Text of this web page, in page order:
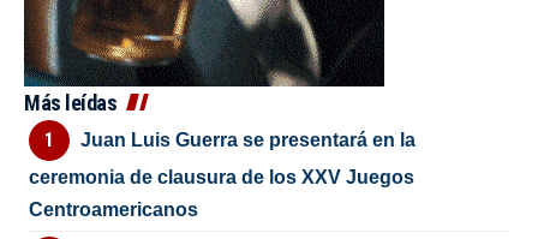
Más leídas
Juan Luis Guerra se presentará en la
ceremonia de clausura de los XXV Juegos
Centroamericanos